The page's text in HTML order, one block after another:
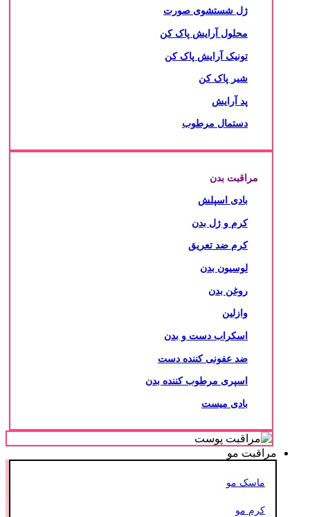
ژل شستشوی صورت
محلول آرایش پاک کن
تونیک آرایش پاک کن
شیر پاک کن
پد آرایش
دستمال مرطوب
مراقبت بدن
بادی اسپلش
کرم و ژل بدن
کرم ضد تعریق
لوسیون بدن
روغن بدن
وازلین
اسکراب دست و بدن
ضد عفونی کننده دست
اسپری مرطوب کننده بدن
بادی میست
مراقبت مو
ماسک مو
کرم مو